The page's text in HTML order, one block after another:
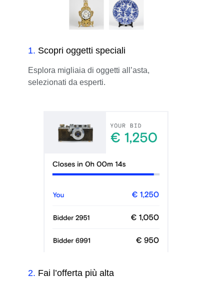
1. Scopri oggetti speciali
Esplora migliaia di oggetti all’asta,
selezionati da esperti.
2. Fai l’offerta più alta